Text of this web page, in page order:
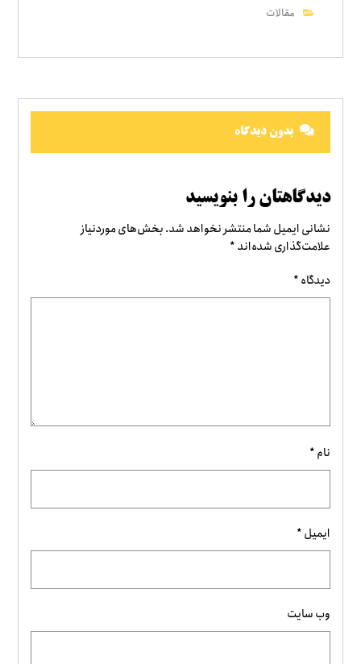
مقالات
بدون دیدگاه
دیدگاهتان را بنویسید
نشانی ایمیل شما منتشر نخواهد شد.بخش‌های موردنیاز
علامت‌گذاری شده‌اند*
دیدگاه*
نام*
ایمیل*
وب‌ سایت